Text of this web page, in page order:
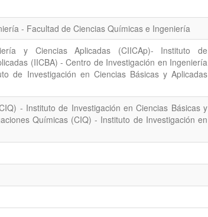
- Facultad de Ciencias Químicas e Ingeniería
y Ciencias Aplicadas (CIICAp)- Instituto de
(IICBA) - Centro de Investigación en Ingeniería
de Investigación en Ciencias Básicas y Aplicadas
- Instituto de Investigación en Ciencias Básicas y
Químicas (CIQ) - Instituto de Investigación en